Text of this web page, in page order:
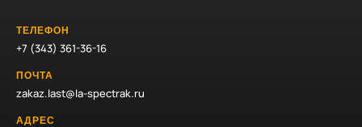
ТЕЛЕФОН
+7 (343) 361-36-16
ПОЧТА
zakaz.last@la-spectrak.ru
АДРЕС